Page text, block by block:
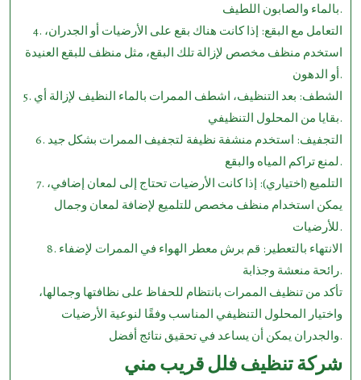
بالماء والصابون اللطيف.
4. التعامل مع البقع: إذا كانت هناك بقع على الأرضيات أو الجدران،
استخدم منظف مخصص لإزالة تلك البقع، مثل منظف للبقع العنيدة
أو الدهون.
5. الشطف: بعد التنظيف، اشطف الممرات بالماء النظيف لإزالة أي
بقايا من المحلول التنظيفي.
6. التجفيف: استخدم منشفة نظيفة لتجفيف الممرات بشكل جيد
لمنع تراكم المياه والبقع.
7. التلميع (اختياري): إذا كانت الأرضيات تحتاج إلى لمعان إضافي،
يمكن استخدام منظف مخصص للتلميع لإضافة لمعان وجمال
للأرضيات.
8. الانتهاء بالتعطير: قم برش معطر الهواء في الممرات لإضفاء
رائحة منعشة وجذابة.
تأكد من تنظيف الممرات بانتظام للحفاظ على نظافتها وجمالها،
واختيار المحلول التنظيفي المناسب وفقًا لنوعية الأرضيات
والجدران يمكن أن يساعد في تحقيق نتائج أفضل.
شركة تنظيف فلل قريب مني